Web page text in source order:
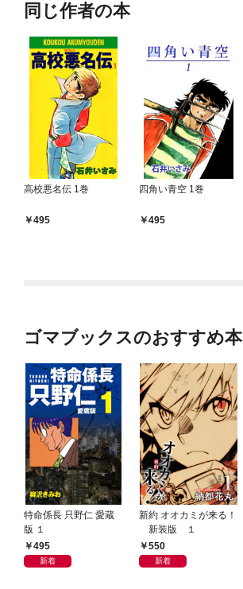
同じ作者の本
高校悪名伝 1巻
495
四角い青空 1巻
495
ゴマブックスのおすすめ本
特命係長 只野仁 愛蔵
版 １
495
新着
新約 オオカミが来る！
新装版 １
550
新着